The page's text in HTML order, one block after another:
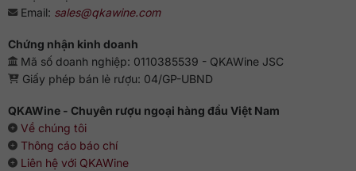
Email: sales@qkawine.com
Chứng nhận kinh doanh
Mã số doanh nghiệp: 0110385539 - QKAWine JSC
Giấy phép bán lẻ rượu: 04/GP-UBND
QKAWine - Chuyên rượu ngoại hàng đầu Việt Nam
Về chúng tôi
Thông cáo báo chí
Liên hệ với QKAWine